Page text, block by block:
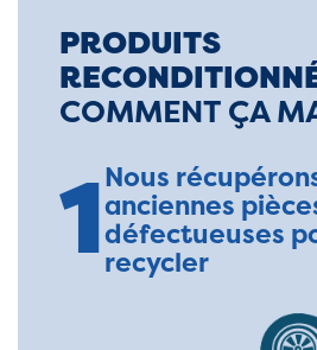
PRODUITS
COMMENT ÇA
1Nous
anciennes
défectueuses
recycler